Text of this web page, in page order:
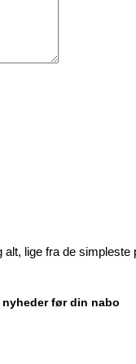
lige fra de
før din nabo